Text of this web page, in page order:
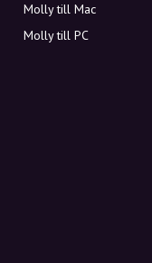
Molly till Mac
Molly till PC